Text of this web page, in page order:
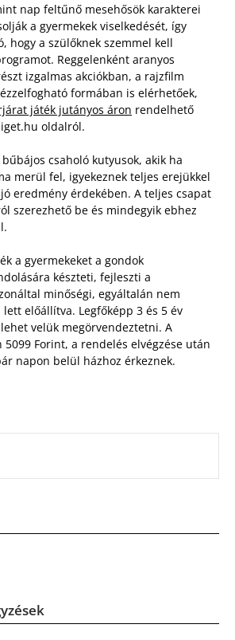
nap feltűnő mesehősök karakterei
a gyermekek viselkedését, így
hogy a szülőknek szemmel kell
Reggelenként aranyos
izgalmas akciókban, a rajzfilm
formában is elérhetőek,
játék jutányos áron rendelhető
oldalról.
csaholó kutyusok, akik ha
merül fel, igyekeznek teljes erejükkel
eredmény érdekében. A teljes csapat
szerezhető be és mindegyik ebhez
a gyermekeket a gondok
készteti, fejleszti a
minőségi, egyáltalán nem
lett előállítva. Legfőképp 3 és 5 év
velük megörvendeztetni. A
5099 Forint, a rendelés elvégzése után
napon belül házhoz érkeznek.